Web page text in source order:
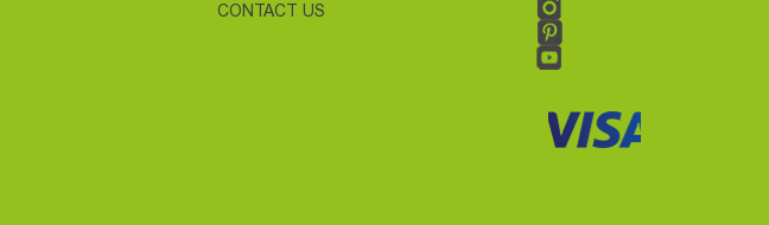
CONTACT US